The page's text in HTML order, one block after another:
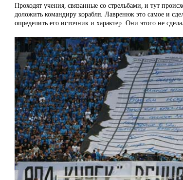
Проходят учения, связанные со стрельбами, и тут
доложить командиру корабля. Лавренюк это самое и
определить его источник и характер. Они этого не